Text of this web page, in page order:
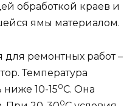
обработкой краев и
ямы материалом.
для ремонтных работ –
Температура
ниже 10-150С. Она
0